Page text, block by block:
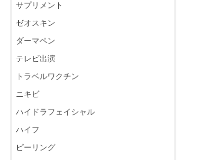
サプリメント
ゼオスキン
ダーマペン
テレビ出演
トラベルワクチン
ニキビ
ハイドラフェイシャル
ハイフ
ピーリング